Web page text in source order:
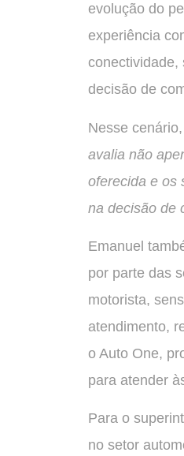
evolução do
experiência
conectividade,
decisão de
Nesse
avalia não
oferecida e os
na decisão de
Emanuel
por parte das
motorista,
atendimento,
o Auto One,
para atender
Para o
no setor